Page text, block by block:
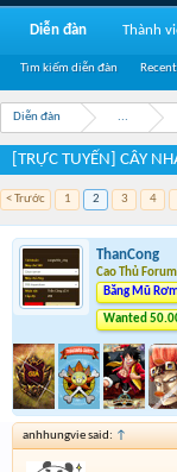
Diễn đàn ...
[TRỰC TUYẾN] CÂY
< Trước 1 2 3 4
ThanCong
Cao Thủ Forum
Băng Mũ
Wanted
anhhungvie said: ↑
Diễn đàn
Tìm kiếm diễn đàn
Thành